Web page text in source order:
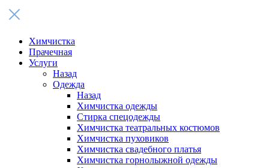
Химчистка
Прачечная
Услуги
Назад
Одежда
Назад
Химчистка одежды
Стирка спецодежды
Химчистка театральных костюмов
Химчистка пуховиков
Химчистка свадебного платья
Химчистка горнолыжной одежды